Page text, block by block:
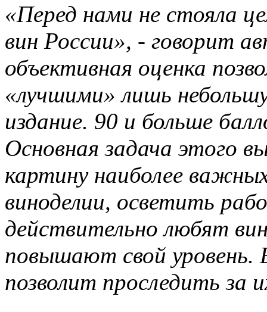
«Перед нами не стояла
вин России», - говорит
объективная оценка
«лучшими» лишь
издание. 90 и больше
Основная задача этого
картину наиболее
виноделии, осветить
действительно любят
повышают свой
позволит проследить за